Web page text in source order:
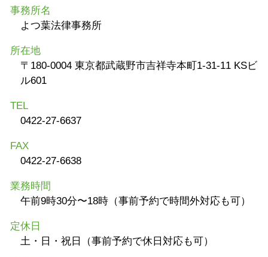
事務所名
よつ葉法律事務所
所在地
〒180-0004 東京都武蔵野市吉祥寺本町1-31-11 KSビ
ル601
TEL
0422-27-6637
FAX
0422-27-6638
業務時間
午前9時30分〜18時（事前予約で時間外対応も可）
定休日
土・日・祝日（事前予約で休日対応も可）